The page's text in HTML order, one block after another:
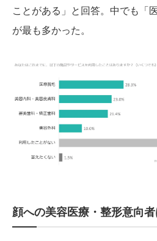
ことがある」と回答。中でも「
が最も多かった。
顔への美容医療・整形意向